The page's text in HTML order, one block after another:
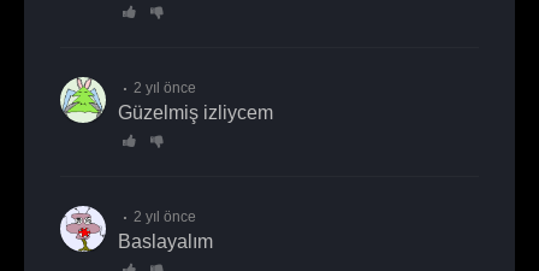
2 yıl önce
Güzelmiş izliycem
2 yıl önce
baslayalım